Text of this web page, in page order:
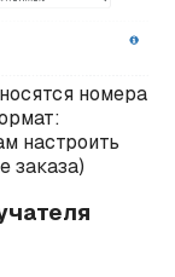
номера
настроить
заказа)